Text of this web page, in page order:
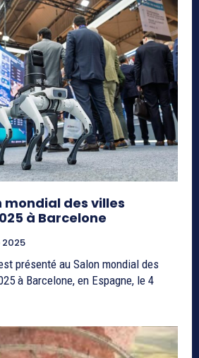
mondial des villes
à Barcelone
2025
présenté au Salon mondial des
à Barcelone, en Espagne, le 4